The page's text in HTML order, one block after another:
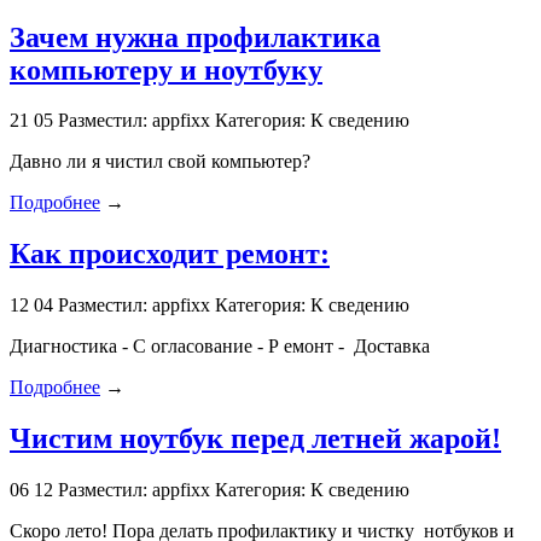
Зачем нужна профилактика
компьютеру и ноутбуку
21 05 Разместил: appfixx Категория: К сведению
Давно ли я чистил свой компьютер?
Подробнее →
Как происходит ремонт:
12 04 Разместил: appfixx Категория: К сведению
Диагностика - С огласование - Р емонт - Доставка
Подробнее →
Чистим ноутбук перед летней жарой!
06 12 Разместил: appfixx Категория: К сведению
Скоро лето! Пора делать профилактику и чистку нотбуков и